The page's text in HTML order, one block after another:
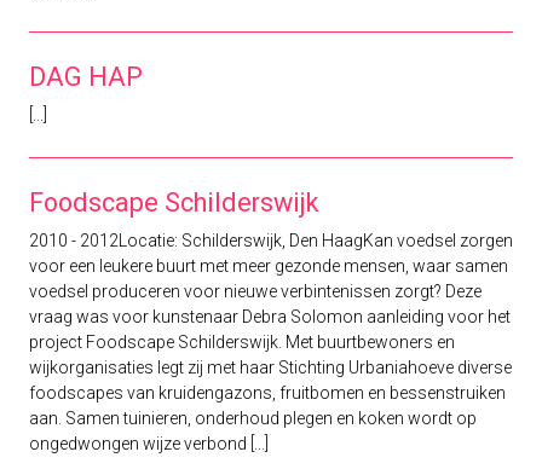
DAG HAP
Foodscape Schilderswijk
2010 - 2012Locatie: Schilderswijk, Den HaagKan voedsel zorgen
voor een leukere buurt met meer gezonde mensen, waar samen
voedsel produceren voor nieuwe verbintenissen zorgt? Deze
vraag was voor kunstenaar Debra Solomon aanleiding voor het
project Foodscape Schilderswijk. Met buurtbewoners en
wijkorganisaties legt zij met haar Stichting Urbaniahoeve diverse
foodscapes van kruidengazons, fruitbomen en bessenstruiken
aan. Samen tuinieren, onderhoud plegen en koken wordt op
ongedwongen wijze verbond [...]